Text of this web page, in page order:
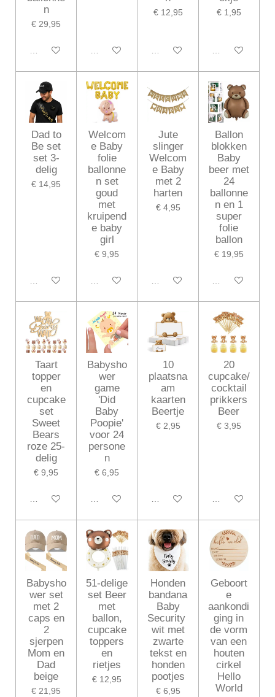
n
€ 29,95
In winkelwagen In winkelwagen
€ 12,95
In winkelwagen
€ 1,95
In winkelwagen
Dad to
Be set
set 3-
delig
€ 14,95
In winkelwagen
Welcom
e Baby
folie
ballonne
n set
goud
met
kruipend
e baby
girl
€ 9,95
In winkelwagen
Jute
slinger
Welcom
e Baby
met 2
harten
€ 4,95
In winkelwagen
Ballon
blokken
Baby
beer met
24
ballonne
n en 1
super
folie
ballon
€ 19,95
In winkelwagen
Taart
topper
en
cupcake
set
Sweet
Bears
roze 25-
delig
€ 9,95
In winkelwagen
Babysho
wer
game
'Did
Baby
Poopie'
voor 24
persone
n
€ 6,95
In winkelwagen
10
plaatsna
am
kaarten
Beertje
€ 2,95
In winkelwagen
20
cupcake/
cocktail
prikkers
Beer
€ 3,95
In winkelwagen
Babysho
wer set
met 2
caps en
2
sjerpen
Mom en
Dad
beige
€ 21,95
51-delige
set Beer
met
ballon,
cupcake
toppers
en
rietjes
€ 12,95
Honden
bandana
Baby
Security
wit met
zwarte
tekst en
honden
pootjes
€ 6,95
Geboort
e
aankondi
ging in
de vorm
van een
houten
cirkel
Hello
World